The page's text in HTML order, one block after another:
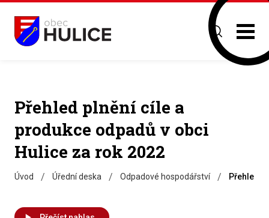
Přehled plnění cíle a
produkce odpadů v obci
Hulice za rok 2022
Úvod / Úřední deska / Odpadové hospodářství / Přehled